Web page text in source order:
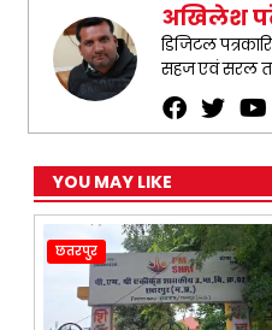
अखिलेश
डिजिटल
सहज एवं सरल
YOU MAY LIKE
छतरपुर